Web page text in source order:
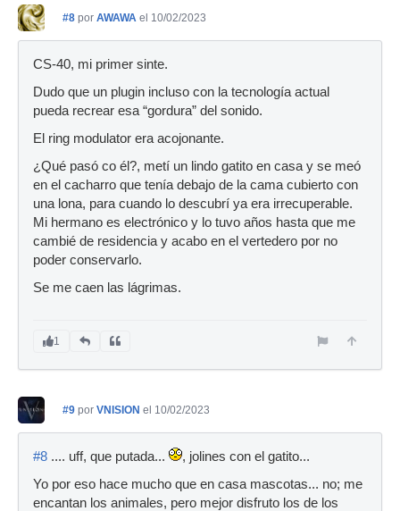
#8 por AWAWA el 10/02/2023
CS-40, mi primer sinte.
Dudo que un plugin incluso con la tecnología actual
pueda recrear esa “gordura” del sonido.
El ring modulator era acojonante.
¿Qué pasó co él?, metí un lindo gatito en casa y se meó
en el cacharro que tenía debajo de la cama cubierto con
una lona, para cuando lo descubrí ya era irrecuperable.
Mi hermano es electrónico y lo tuvo años hasta que me
cambié de residencia y acabo en el vertedero por no
poder conservarlo.
Se me caen las lágrimas.
1
#9 por VNISION el 10/02/2023
#8 .... uff, que putada...
, jolines con el gatito...
Yo por eso hace mucho que en casa mascotas... no; me
encantan los animales, pero mejor disfruto los de los